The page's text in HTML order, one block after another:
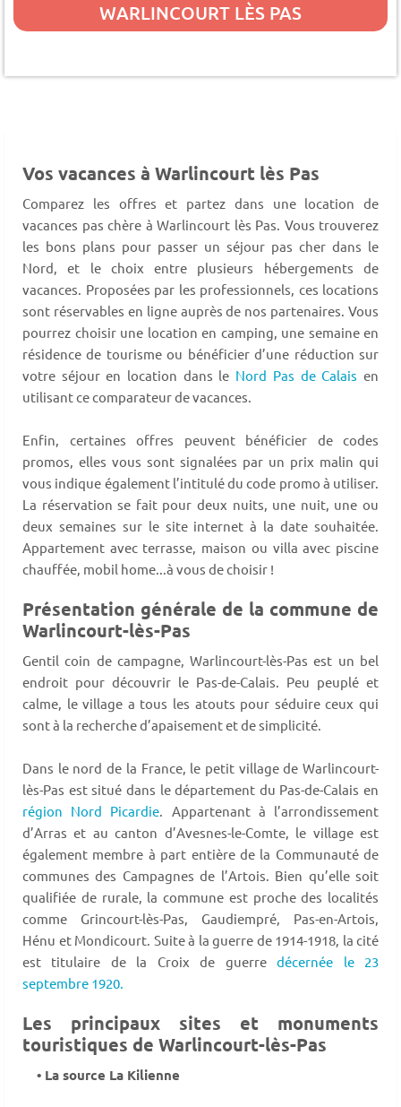
WARLINCOURT LÈS PAS
Vos vacances à Warlincourt lès Pas
Comparez les offres et partez dans une location de
vacances pas chère à Warlincourt lès Pas. Vous trouverez
les bons plans pour passer un séjour pas cher dans le
Nord, et le choix entre plusieurs hébergements de
vacances. Proposées par les professionnels, ces locations
sont réservables en ligne auprès de nos partenaires. Vous
pourrez choisir une location en camping, une semaine en
résidence de tourisme ou bénéficier d’une réduction sur
votre séjour en location dans le Nord Pas de Calais en
utilisant ce comparateur de vacances.
Enfin, certaines offres peuvent bénéficier de codes
promos, elles vous sont signalées par un prix malin qui
vous indique également l’intitulé du code promo à utiliser.
La réservation se fait pour deux nuits, une nuit, une ou
deux semaines sur le site internet à la date souhaitée.
Appartement avec terrasse, maison ou villa avec piscine
chauffée, mobil home...à vous de choisir !
Présentation générale de la commune de
Warlincourt-lès-Pas
Gentil coin de campagne, Warlincourt-lès-Pas est un bel
endroit pour découvrir le Pas-de-Calais. Peu peuplé et
calme, le village a tous les atouts pour séduire ceux qui
sont à la recherche d’apaisement et de simplicité.
Dans le nord de la France, le petit village de Warlincourt-
lès-Pas est situé dans le département du Pas-de-Calais en
région Nord Picardie . Appartenant à l’arrondissement
d’Arras et au canton d’Avesnes-le-Comte, le village est
également membre à part entière de la Communauté de
communes des Campagnes de l’Artois. Bien qu’elle soit
qualifiée de rurale, la commune est proche des localités
comme Grincourt-lès-Pas, Gaudiempré, Pas-en-Artois,
Hénu et Mondicourt. Suite à la guerre de 1914-1918, la cité
est titulaire de la Croix de guerredécernée le 23
septembre 1920.
Les principaux sites et monuments
touristiques de Warlincourt-lès-Pas
• La source La Kilienne